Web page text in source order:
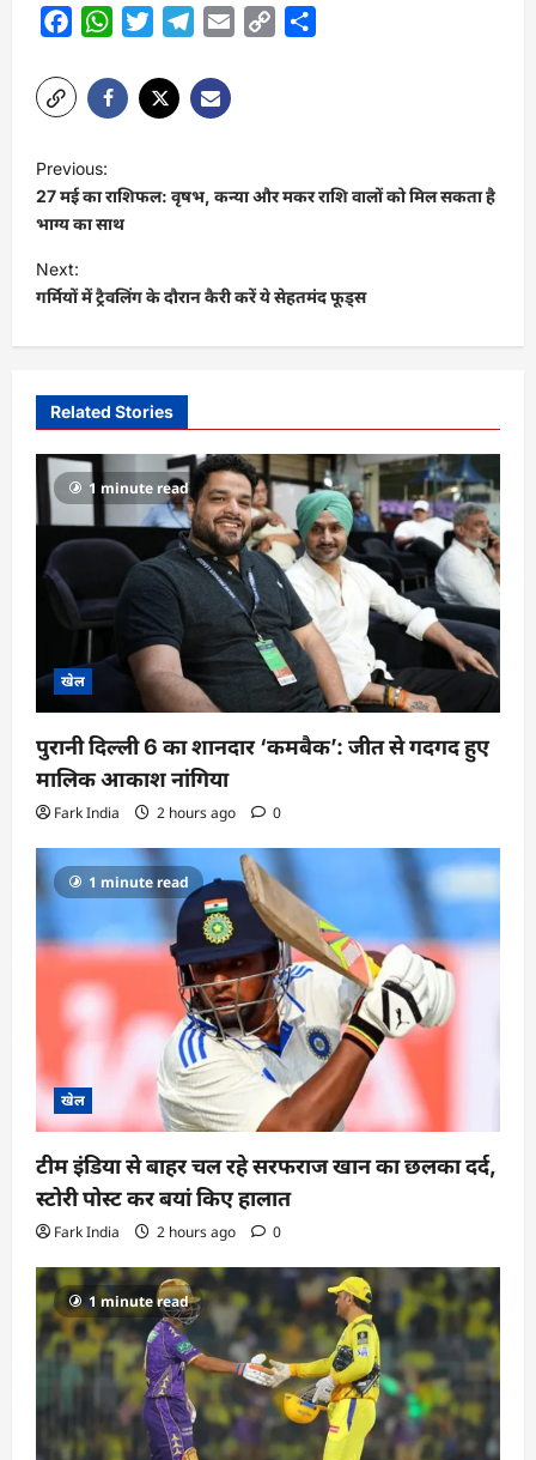
FacebookWhatsAppTwitterTelegram
Email
Copy
P
o
s
t
n
a
g
a
t
Previous:
27 मई का राशिफल: वृषभ, कन्या और मकर राशि वालों को मिल सकता है
भाग्य का साथ
Next:
गर्मियों में ट्रैवलिंग के दौरान कैरी करें ये सेहतमंद फूड्स
Related Stories
1 minute read
खेल
पुरानी दिल्ली 6 का शानदार ‘कमबैक’: जीत से गदगद हुए
मालिक आकाश नांगिया
Fark India 2 hours ago 0
1 minute read
खेल
टीम इंडिया से बाहर चल रहे सरफराज खान का छलका दर्द,
स्टोरी पोस्ट कर बयां किए हालात
Fark India 2 hours ago 0
1 minute read